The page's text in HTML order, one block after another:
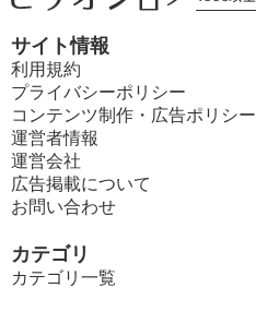
サイト情報
利用規約
プライバシーポリシー
コンテンツ制作・広告ポリシー
運営者情報
運営会社
広告掲載について
お問い合わせ
カテゴリ
カテゴリ一覧